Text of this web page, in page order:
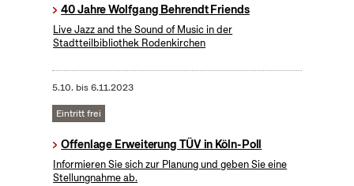
40 Jahre Wolfgang Behrendt Friends
Live Jazz and the Sound of Music in der
Stadtteilbibliothek Rodenkirchen
5.10. bis6.11.2023
Eintritt frei
Offenlage Erweiterung TÜV in Köln-Poll
Informieren Sie sich zur Planung und geben Sie eine
Stellungnahme ab.